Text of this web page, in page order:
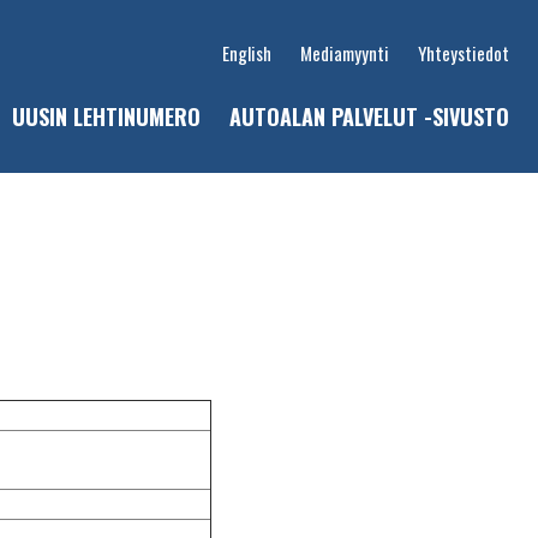
English Mediamyynti Yhteystiedot
UUSIN LEHTINUMERO AUTOALAN PALVELUT -SIVUSTO